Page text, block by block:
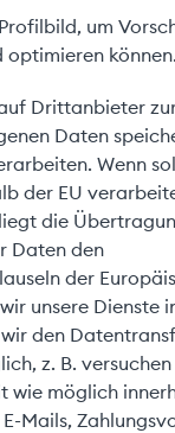
um
optimieren können.
Drittanbieter
Daten
Wenn
der EU
die
Daten den
der
unsere Dienste
den
z. B.
wie möglich
Mails,